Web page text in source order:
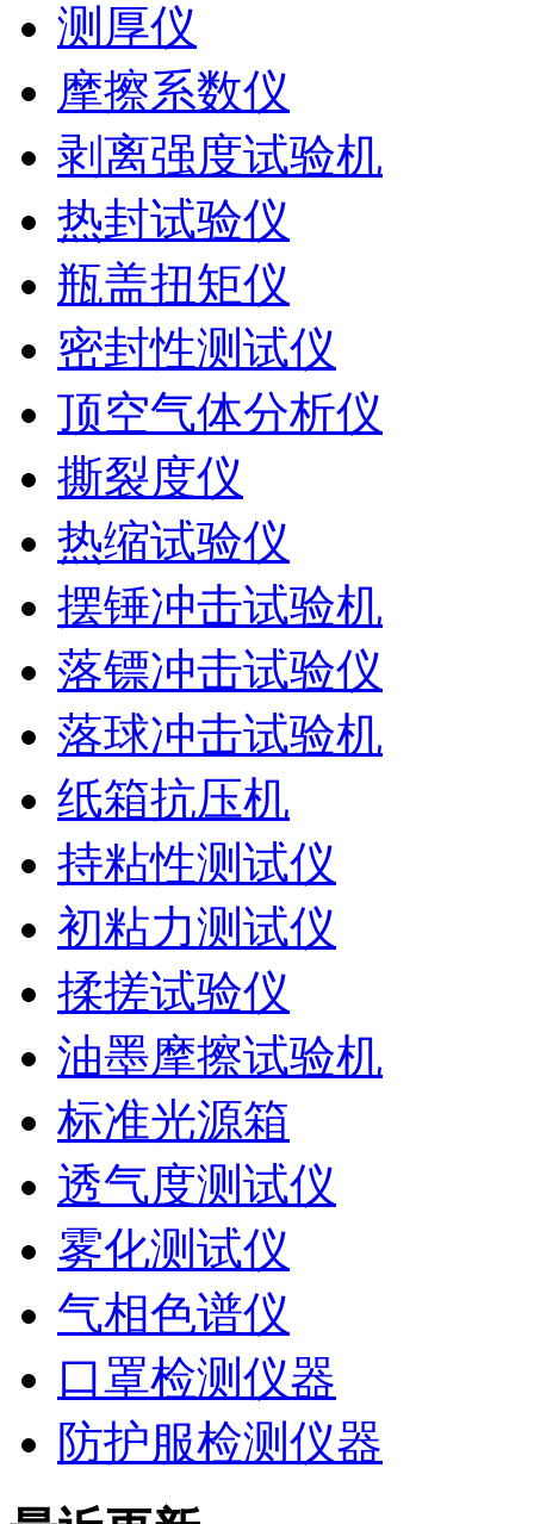
测厚仪
摩擦系数仪
剥离强度试验机
热封试验仪
瓶盖扭矩仪
密封性测试仪
顶空气体分析仪
撕裂度仪
热缩试验仪
摆锤冲击试验机
落镖冲击试验仪
落球冲击试验机
纸箱抗压机
持粘性测试仪
初粘力测试仪
揉搓试验仪
油墨摩擦试验机
标准光源箱
透气度测试仪
雾化测试仪
气相色谱仪
口罩检测仪器
防护服检测仪器